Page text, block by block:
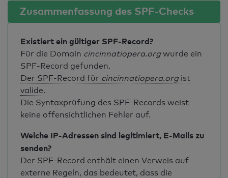
Zusammenfassung des SPF-Checks
Existiert ein gültiger SPF-Record?
Für die Domain cincinnatiopera.org wurde ein
SPF-Record gefunden.
Der SPF-Record für cincinnatiopera.org ist
valide.
Die Syntaxprüfung des SPF-Records weist
keine offensichtlichen Fehler auf.
Welche IP-Adressen sind legitimiert, E-Mails zu
senden?
Der SPF-Record enthält einen Verweis auf
externe Regeln, das bedeutet, dass die